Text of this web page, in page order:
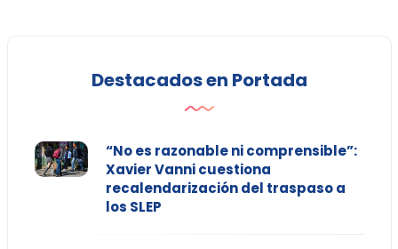
Destacados en Portada
“No es razonable ni comprensible”:
Xavier Vanni cuestiona
recalendarización del traspaso a
los SLEP